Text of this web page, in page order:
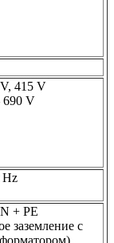
415 V
V
Hz
+ PE
заземление с